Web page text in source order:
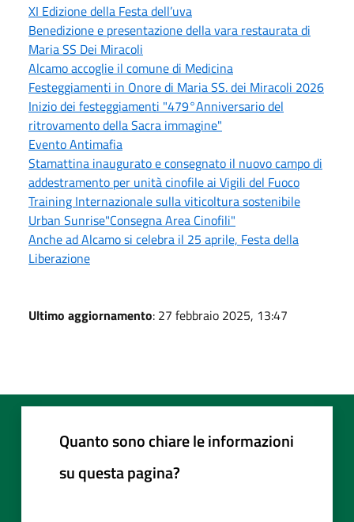
XI Edizione della Festa dell’uva
Benedizione e presentazione della vara restaurata di
Maria SS Dei Miracoli
Alcamo accoglie il comune di Medicina
Festeggiamenti in Onore di Maria SS. dei Miracoli 2026
Inizio dei festeggiamenti "479°Anniversario del
ritrovamento della Sacra immagine"
Evento Antimafia
Stamattina inaugurato e consegnato il nuovo campo di
addestramento per unità cinofile ai Vigili del Fuoco
Training Internazionale sulla viticoltura sostenibile
Urban Sunrise"Consegna Area Cinofili"
Anche ad Alcamo si celebra il 25 aprile, Festa della
Liberazione
Ultimo aggiornamento: 27 febbraio 2025, 13:47
Quanto sono chiare le informazioni
su questa pagina?